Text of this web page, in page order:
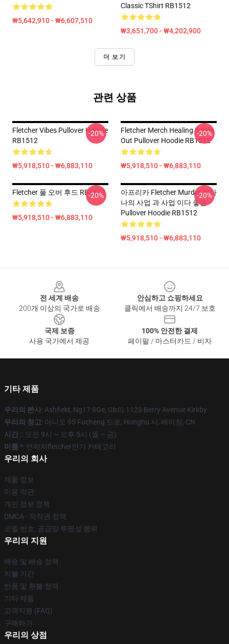
₩5,642,910 - ₩6,607,510
Classic TShirt RB1512
₩3,651,700 - ₩4,202,900
더 보기
관련 상품
Fletcher Vibes Pullover Hoodie
RB1512
₩5,918,510 - ₩6,883,110
-20%
Fletcher Merch Healing Inside
Out Pullover Hoodie RB1512
₩5,918,510 - ₩6,883,110
-20%
Fletcher 풀 오버 후드 RB1512
₩5,918,510 - ₩6,883,110
-20%
아프리카 Fletcher Murder 이다
나의 사업 과 사업 이다 좋은
Pullover Hoodie RB1512
₩5,918,510 - ₩6,883,110
-20%
전 세계 배송
200개 이상의 국가로 배송
안심하고 쇼핑하세요
클릭에서 배송까지 24/7 보호
국제 보증
사용 국가에서 제공
100% 안전한 결제
페이팔 / 마스터카드 / 비자
기타 제품
우리의 본사: Ashfield, Ng17 8Ge, Gb의 1123 Berry Avenue Kirkby
우리의 창고: 아니오 95 Fucheng 도로, Honghu 시, 베이징, CN
시간 :: 오전 9시 ~ 오후 5시 (월 ~ 금)
이름 *: 연락처fletcher인기 카테고리
우리의 회사
제품 정보
이용 약관
개인 정보 정책
DMCA - 저작권 정책
모델 번호: 공급망 투명성 행위
우리의 지원
배송 및 배송 정책
지불 기간
반품 및 환불 정책
기타 제품
고객지원 (FAQ)
구매하기
우리의 상점